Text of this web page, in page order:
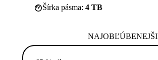
Šírka pásma: 4 TB